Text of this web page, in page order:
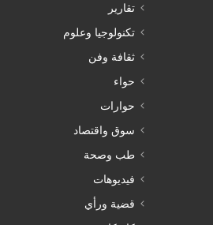
تقارير
تكنولوجيا وعلوم
ثقافة وفن
حواء
حوارات
سوق واقتصاد
طب وصحة
فيديوهات
قضية ورأي